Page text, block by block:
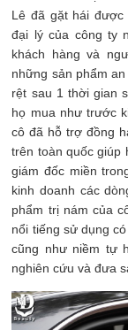
Lê đã gặt hái được
đại lý của công ty
khách hàng và
những sản phẩm
rệt sau 1 thời gian
họ mua như trước
cô đã hỗ trợ đồng
trên toàn quốc giúp
giám đốc miền
kinh doanh các
phẩm trị nám của
nổi tiếng sử dụng
cũng như niềm tự
nghiên cứu và đưa